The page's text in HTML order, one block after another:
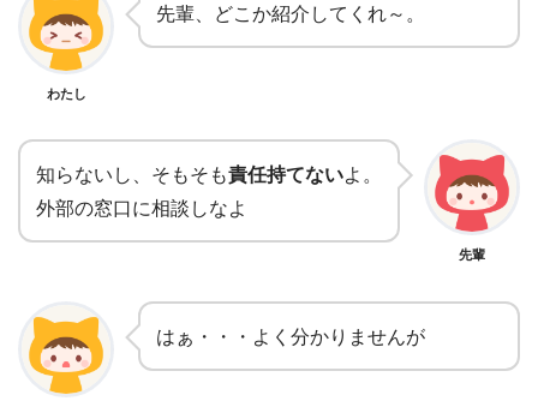
わたし
先輩、どこか紹介してくれ～。
知らないし、そもそも責任持てないよ。
外部の窓口に相談しなよ
先輩
はぁ・・・よく分かりませんが